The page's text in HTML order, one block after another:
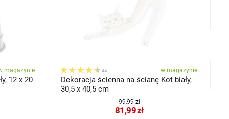
magazynie
12 x 20
4x w magazynie
Dekoracja ścienna na ścianę Kot biały,
30,5 x 40,5 cm
99,99 zł
81,99zł